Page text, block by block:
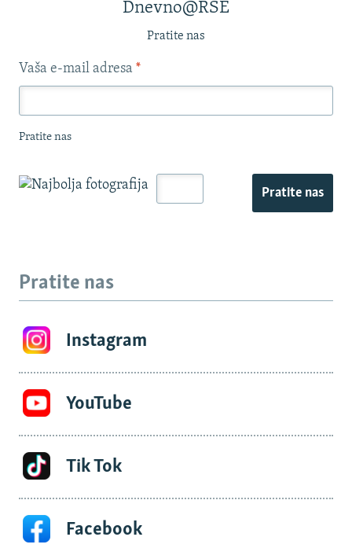
Dnevno@RSE
Pratite nas
Vaša e-mail adresa *
Pratite nas
Pratite nas
Pratite nas
Instagram
YouTube
Tik Tok
Facebook